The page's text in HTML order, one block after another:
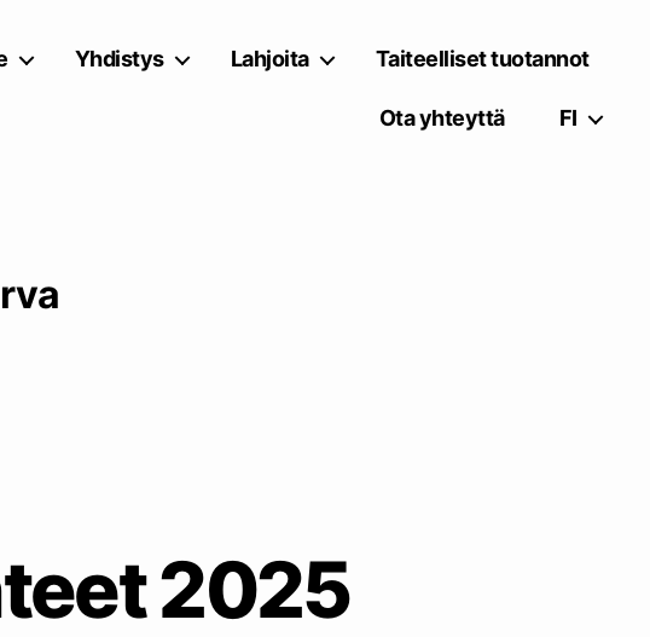
Yhdistys Lahjoita Taiteelliset tuotannot
Ota yhteyttä FI
2025